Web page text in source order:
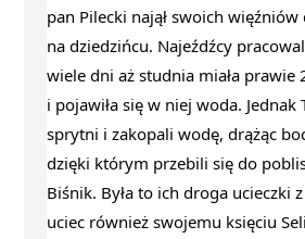
pan Pilecki najął swoich
na dziedzińcu. Najeźdźcy
wiele dni aż studnia miała prawie
i pojawiła się w niej woda. Jednak
sprytni i zakopali wodę, drążąc
dzięki którym przebili się do
Biśnik. Była to ich droga ucieczki
uciec również swojemu księciu